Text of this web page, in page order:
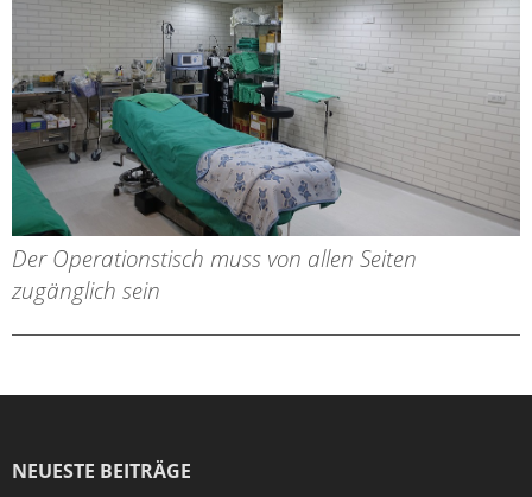
Der Operationstisch muss von allen Seiten
zugänglich sein
NEUESTE BEITRÄGE